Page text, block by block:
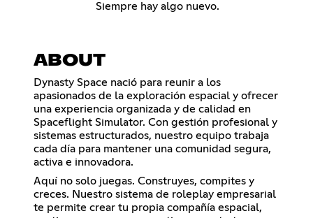
Siempre hay algo nuevo.
ABOUT
Dynasty Space nació para reunir a los
apasionados de la exploración espacial y ofrecer
una experiencia organizada y de calidad en
Spaceflight Simulator. Con gestión profesional y
sistemas estructurados, nuestro equipo trabaja
cada día para mantener una comunidad segura,
activa e innovadora.
Aquí no solo juegas. Construyes, compites y
creces. Nuestro sistema de roleplay empresarial
te permite crear tu propia compañía espacial,